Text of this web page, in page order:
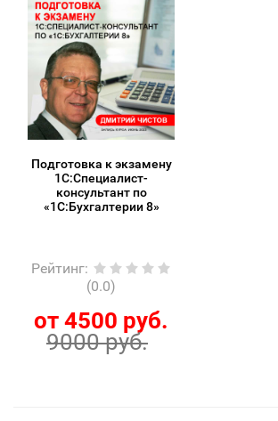
Подготовка к экзамену
1С:Специалист-
консультант по
«1С:Бухгалтерии 8»
Рейтинг:
(0.0)
от 4500 руб.
9000 руб.